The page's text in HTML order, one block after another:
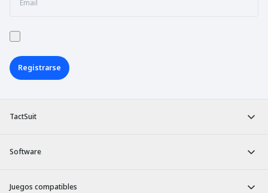
TactSuit
Software
Juegos compatibles
Registrarse